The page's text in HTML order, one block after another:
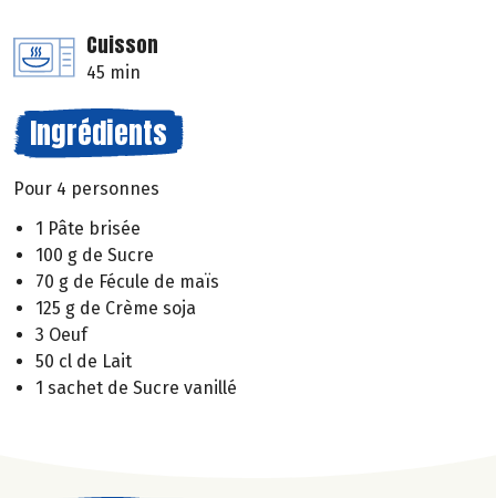
Cuisson
45 min
Ingrédients
Pour 4 personnes
1 Pâte brisée
100 g de Sucre
70 g de Fécule de maïs
125 g de Crème soja
3 Oeuf
50 cl de Lait
1 sachet de Sucre vanillé